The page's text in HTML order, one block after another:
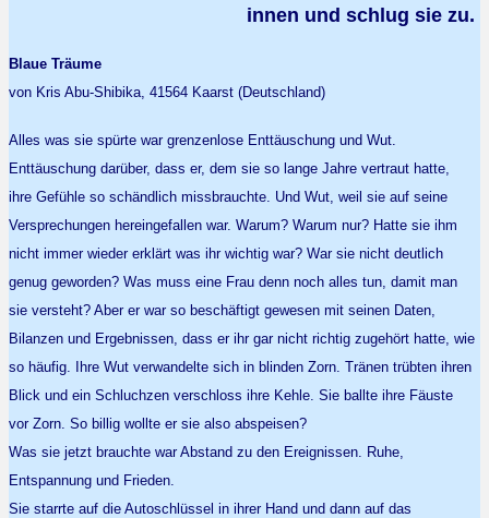
innen und schlug sie zu.
Blaue Träume
von Kris Abu-Shibika, 41564 Kaarst (Deutschland)
Alles was sie spürte war grenzenlose Enttäuschung und Wut.
Enttäuschung darüber, dass er, dem sie so lange Jahre vertraut hatte,
ihre Gefühle so schändlich missbrauchte. Und Wut, weil sie auf seine
Versprechungen hereingefallen war. Warum? Warum nur? Hatte sie ihm
nicht immer wieder erklärt was ihr wichtig war? War sie nicht deutlich
genug geworden? Was muss eine Frau denn noch alles tun, damit man
sie versteht? Aber er war so beschäftigt gewesen mit seinen Daten,
Bilanzen und Ergebnissen, dass er ihr gar nicht richtig zugehört hatte, wie
so häufig. Ihre Wut verwandelte sich in blinden Zorn. Tränen trübten ihren
Blick und ein Schluchzen verschloss ihre Kehle. Sie ballte ihre Fäuste
vor Zorn. So billig wollte er sie also abspeisen?
Was sie jetzt brauchte war Abstand zu den Ereignissen. Ruhe,
Entspannung und Frieden.
Sie starrte auf die Autoschlüssel in ihrer Hand und dann auf das